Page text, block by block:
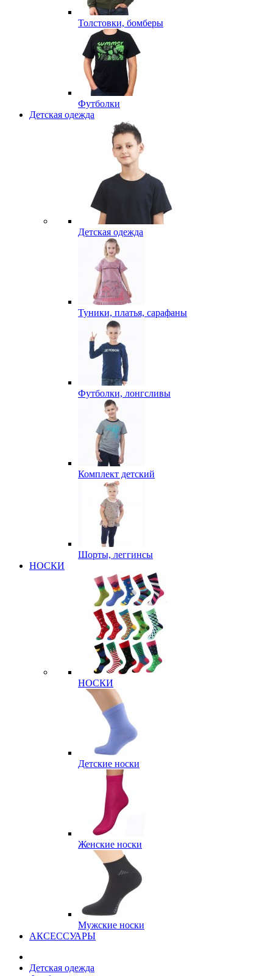
Толстовки, бомберы
Футболки
Детская одежда
Детская одежда
Туники, платья, сарафаны
Футболки, лонгсливы
Комплект детский
Шорты, леггинсы
НОСКИ
НОСКИ
Детские носки
Женские носки
Мужские носки
АКСЕССУАРЫ
Детская одежда